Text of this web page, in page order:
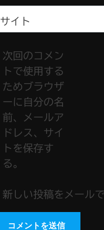
サイト
次回のコメン
トで使用する
ためブラウザ
ーに自分の名
前、メールア
ドレス、サイ
トを保存す
る。
新しい投稿をメール